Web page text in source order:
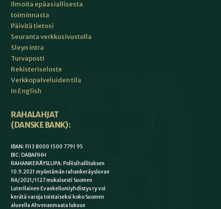
Ilmoita epäasiallisesta
toiminnasta
Päivitä tietosi
Seuranta verkkosivustolla
Sleyn intra
Turvaposti
Rekisteriseloste
Verkkopalveluiden tila
In English
RAHALAHJAT
(DANSKE BANK):
IBAN: FI13 8000 1500 7791 95
BIC: DABAFIHH
RAHANKERÄYSLUPA: Poliisihallituksen
10.9.2021 myöntämän rahankeräysluvan
RA/2021/1127 mukaisesti Suomen
Luterilainen Evankeliumiyhdistys ry voi
kerätä varoja toistaiseksi koko Suomen
alueella Ahvenanmaata lukuun